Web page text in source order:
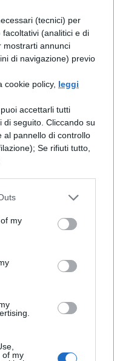
(tecnici) per
(analitici e di
mostrarti annunci
di navigazione) previo
cookie policy, leggi
accettarli tutti
di seguito. Cliccando su
al pannello di controllo
Se rifiuti tutto,
my
of my
di foglie e
luce e dal
il figlio del
altri morti il
concettuale